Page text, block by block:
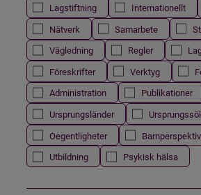
Lagstiftning
Internationellt
Nätverk
Samarbete
Vägledning
Regler
Föreskrifter
Verktyg
Administration
Publikationer
Ursprungsländer
Oegentligheter
Utbildning
Psykisk hälsa